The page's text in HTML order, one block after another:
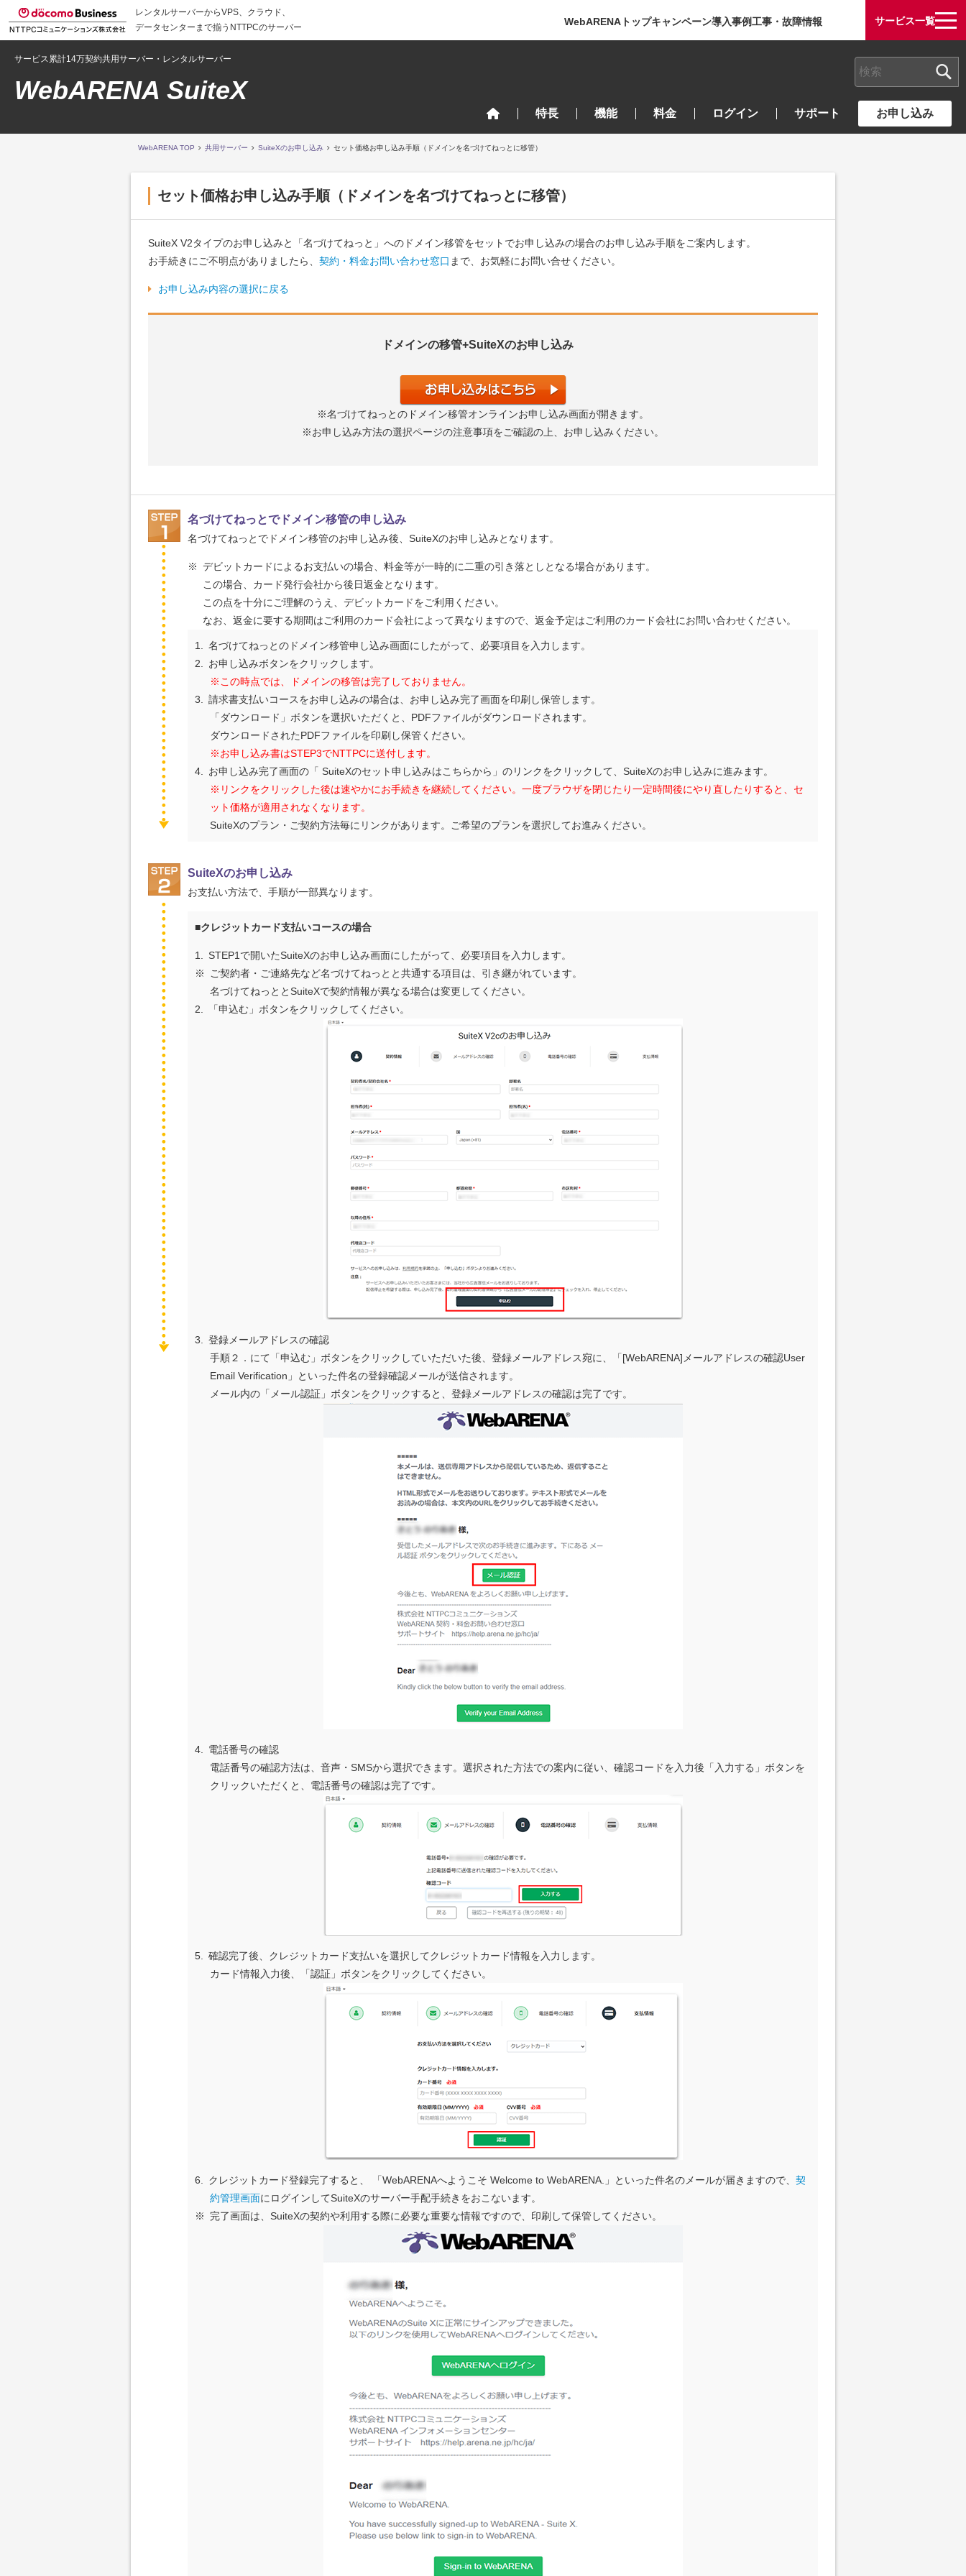
レンタルサーバーからVPS、クラウド、
データセンターまで揃うNTTPCのサーバー
WebARENAトップキャンペーン導入事例工事・故障情報 サービス一覧
サービス累計14万契約共用サーバー・レンタルサーバー
WebARENA SuiteX 検索キーワード入力
特長 機能 料金 ログイン サポート お申し込み
WebARENA TOP 共用サーバー SuiteXのお申し込み セット価格お申し込み手順（ドメインを名づけてねっとに移管）
セット価格お申し込み手順（ドメインを名づけてねっとに移管）
SuiteX V2タイプのお申し込みと「名づけてねっと」へのドメイン移管をセットでお申し込みの場合のお申し込み手順をご案内します。
お手続きにご不明点がありましたら、 契約・料金お問い合わせ窓口 まで、お気軽にお問い合せください。
お申し込み内容の選択に戻る
ドメインの移管+SuiteXのお申し込み
※名づけてねっとのドメイン移管オンラインお申し込み画面が開きます。
※お申し込み方法の選択ページの注意事項をご確認の上、お申し込みください。
名づけてねっとでドメイン移管の申し込み
名づけてねっとでドメイン移管のお申し込み後、SuiteXのお申し込みとなります。
※ デビットカードによるお支払いの場合、料金等が一時的に二重の引き落としとなる場合があります。
この場合、カード発行会社から後日返金となります。
この点を十分にご理解のうえ、デビットカードをご利用ください。
なお、返金に要する期間はご利用のカード会社によって異なりますので、返金予定はご利用のカード会社にお問い合わせください。
1.
名づけてねっとのドメイン移管申し込み画面にしたがって、必要項目を入力します。
2.
お申し込みボタンをクリックします。
※この時点では、ドメインの移管は完了しておりません。
3.
請求書支払いコースをお申し込みの場合は、お申し込み完了画面を印刷し保管します。
「ダウンロード」ボタンを選択いただくと、PDFファイルがダウンロードされます。
ダウンロードされたPDFファイルを印刷し保管ください。
※お申し込み書はSTEP3でNTTPCに送付します。
4.
お申し込み完了画面の「 SuiteXのセット申し込みはこちらから」のリンクをクリックして、SuiteXのお申し込みに進みます。
※リンクをクリックした後は速やかにお手続きを継続してください。一度ブラウザを閉じたり一定時間後にやり直したりすると、セ
ット価格が適用されなくなります。
SuiteXのプラン・ご契約方法毎にリンクがあります。ご希望のプランを選択してお進みください。
SuiteXのお申し込み
お支払い方法で、手順が一部異なります。
■クレジットカード支払いコースの場合
1.
STEP1で開いたSuiteXのお申し込み画面にしたがって、必要項目を入力します。
※
ご契約者・ご連絡先など名づけてねっとと共通する項目は、引き継がれています。
名づけてねっととSuiteXで契約情報が異なる場合は変更してください。
2.
「申込む」ボタンをクリックしてください。
3.
登録メールアドレスの確認
手順２．にて「申込む」ボタンをクリックしていただいた後、登録メールアドレス宛に、「[WebARENA]メールアドレスの確認User
Email Verification」といった件名の登録確認メールが送信されます。
メール内の「メール認証」ボタンをクリックすると、登録メールアドレスの確認は完了です。
4.
電話番号の確認
電話番号の確認方法は、音声・SMSから選択できます。選択された方法での案内に従い、確認コードを入力後「入力する」ボタンを
クリックいただくと、電話番号の確認は完了です。
5.
確認完了後、クレジットカード支払いを選択してクレジットカード情報を入力します。
カード情報入力後、「認証」ボタンをクリックしてください。
6. クレジットカード登録完了すると、 「WebARENAへようこそ Welcome to WebARENA.」といった件名のメールが届きますので、 契
約管理画面にログインしてSuiteXのサーバー手配手続きをおこないます。
※
完了画面は、SuiteXの契約や利用する際に必要な重要な情報ですので、印刷して保管してください。